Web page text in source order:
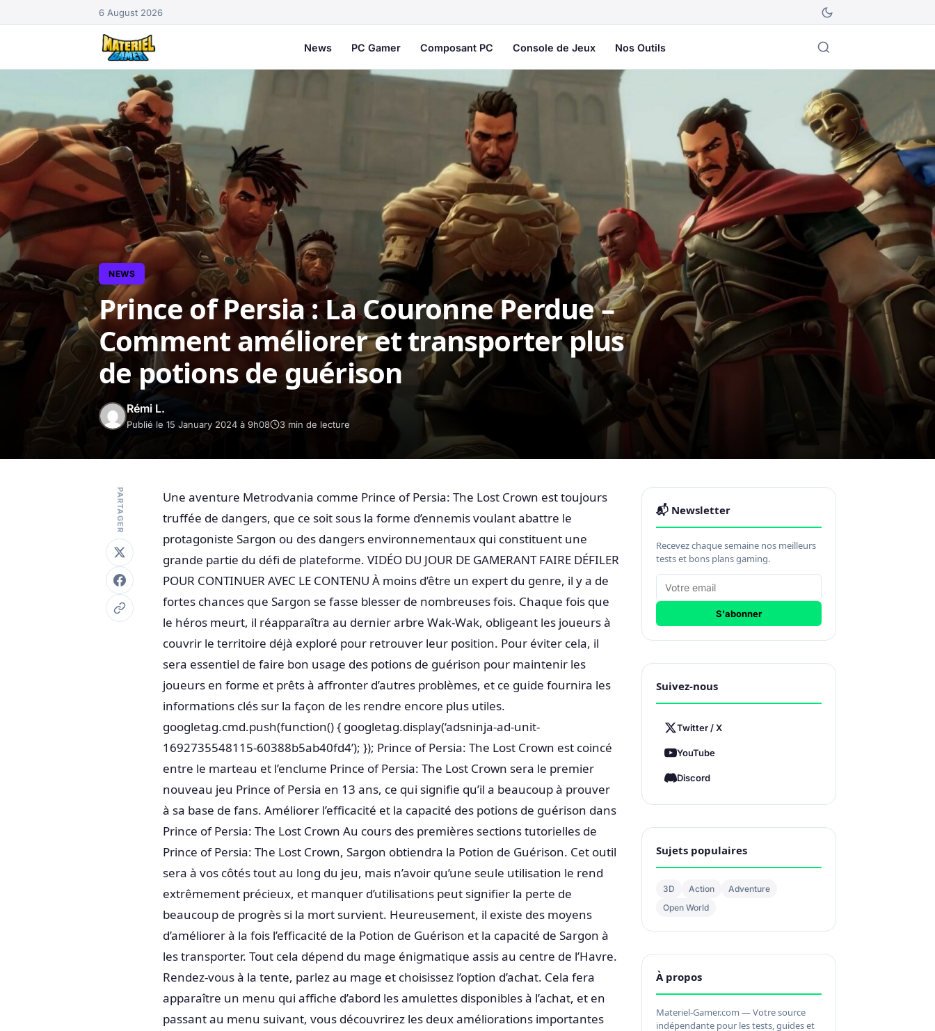
6 August 2026
News PC Gamer Composant PC Console de Jeux Nos Outils
NEWS
Prince of Persia : La Couronne Perdue –
Comment améliorer et transporter plus
de potions de guérison
Rémi L.
Publié le 15 January 2024 à 9h08 3 min de lecture
PARTAGER
Une aventure Metrodvania comme Prince of Persia: The Lost Crown est toujours
truffée de dangers, que ce soit sous la forme d’ennemis voulant abattre le
protagoniste Sargon ou des dangers environnementaux qui constituent une
grande partie du défi de plateforme. VIDÉO DU JOUR DE GAMERANT FAIRE DÉFILER
POUR CONTINUER AVEC LE CONTENU À moins d’être un expert du genre, il y a de
fortes chances que Sargon se fasse blesser de nombreuses fois. Chaque fois que
le héros meurt, il réapparaîtra au dernier arbre Wak-Wak, obligeant les joueurs à
couvrir le territoire déjà exploré pour retrouver leur position. Pour éviter cela, il
sera essentiel de faire bon usage des potions de guérison pour maintenir les
joueurs en forme et prêts à affronter d’autres problèmes, et ce guide fournira les
informations clés sur la façon de les rendre encore plus utiles.
googletag.cmd.push(function() { googletag.display(‘adsninja-ad-unit-
1692735548115-60388b5ab40fd4’); }); Prince of Persia: The Lost Crown est coincé
entre le marteau et l’enclume Prince of Persia: The Lost Crown sera le premier
nouveau jeu Prince of Persia en 13 ans, ce qui signifie qu’il a beaucoup à prouver
à sa base de fans. Améliorer l’efficacité et la capacité des potions de guérison dans
Prince of Persia: The Lost Crown Au cours des premières sections tutorielles de
Prince of Persia: The Lost Crown, Sargon obtiendra la Potion de Guérison. Cet outil
sera à vos côtés tout au long du jeu, mais n’avoir qu’une seule utilisation le rend
extrêmement précieux, et manquer d’utilisations peut signifier la perte de
beaucoup de progrès si la mort survient. Heureusement, il existe des moyens
d’améliorer à la fois l’efficacité de la Potion de Guérison et la capacité de Sargon à
les transporter. Tout cela dépend du mage énigmatique assis au centre de l’Havre.
Rendez-vous à la tente, parlez au mage et choisissez l’option d’achat. Cela fera
apparaître un menu qui affiche d’abord les amulettes disponibles à l’achat, et en
passant au menu suivant, vous découvrirez les deux améliorations importantes
📬 Newsletter
Recevez chaque semaine nos meilleurs
tests et bons plans gaming.
S'abonner
Suivez-nous
Twitter / X
YouTube
Discord
Sujets populaires
3D Action
Adventure
Open World
À propos
Materiel-Gamer.com — Votre source
indépendante pour les tests, guides et